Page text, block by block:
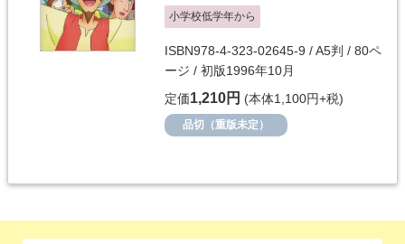
小学校低学年から
ISBN978-4-323-02645-9 / A5判 / 80ペ
ージ / 初版1996年10月
定価1,210円 (本体1,100円+税)
品切（重版未定）